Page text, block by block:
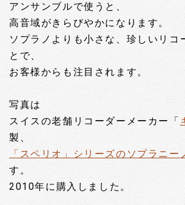
アンサンブルで使うと、
高音域がきらびやかになります。
ソプラノよりも小さな、珍しいリコ
とで、
お客様からも注目されます。
写真は
スイスの老舗リコーダーメーカー「
製、
「スペリオ」シリーズのソプラニー
す。
2010年に購入しました。